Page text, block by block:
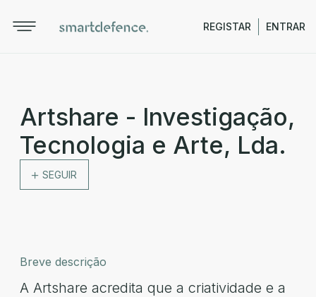
REGISTAR ENTRAR
Artshare - Investigação,
Tecnologia e Arte, Lda.
SEGUIR
Breve descrição
A Artshare acredita que a criatividade e a